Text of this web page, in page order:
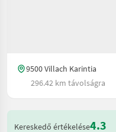
9500 Villach Karintia
296.42 km távolságra
Kereskedő értékelése4.3